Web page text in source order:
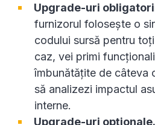
Upgrade-uri
furnizorul folosește o
codului sursă pentru
caz, vei primi
îmbunătățite de câteva
să analizezi impactul
interne.
Upgrade-uri opționale.